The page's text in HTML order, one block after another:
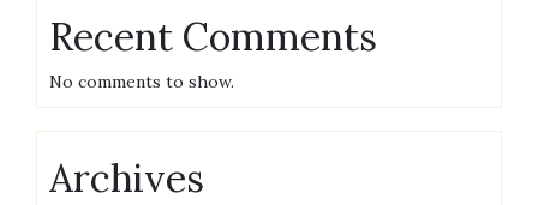
Recent Comments
No comments to show.
Archives